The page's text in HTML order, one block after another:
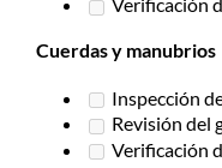
Cuerdas y manubrios
Inspección
Revisión del
Verificación